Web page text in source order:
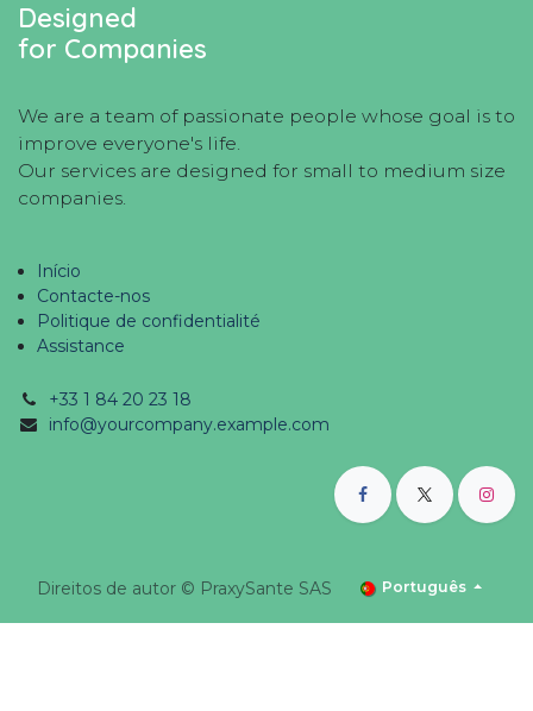
Designed
for Companies
We are a team of passionate people whose goal is to
improve everyone's life.
Our services are designed for small to medium size
companies.
Início
Contacte-nos
Politique de confidentialité
Assistance
+33 1 84 20 23 18
info@yourcompany.example.com
Direitos de autor © PraxySante SAS Português